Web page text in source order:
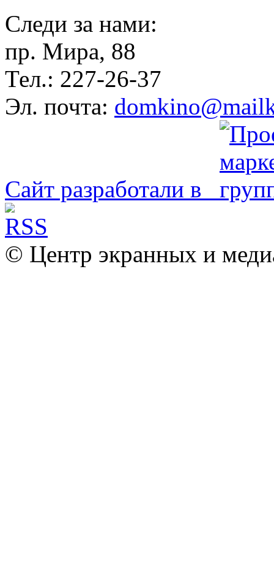
Следи за нами:
пр. Мира, 88
Тел.: 227-26-37
Эл. почта:
Сайт разработали в
© Центр экранных и